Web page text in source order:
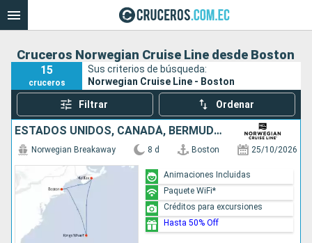
Cruceros Norwegian Cruise Line desde Boston
15
cruceros
Sus criterios de búsqueda:
Norwegian Cruise Line - Boston
Filtrar Ordenar
ESTADOS UNIDOS, CANADÁ, BERMUDAS
Norwegian Breakaway 8 d Boston 25/10/2026
Animaciones Incluidas
Paquete WiFi*
Créditos para excursiones
Hasta 50% Off